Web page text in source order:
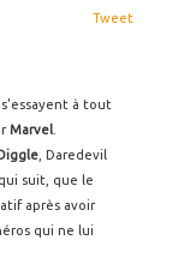
Tweet
s'essayent à tout
Marvel
, Daredevil
suit, que le
après avoir
qui ne lui